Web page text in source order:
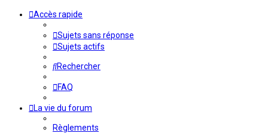
Accès rapide
Sujets sans réponse
Sujets actifs
Rechercher
FAQ
La vie du forum
Règlements